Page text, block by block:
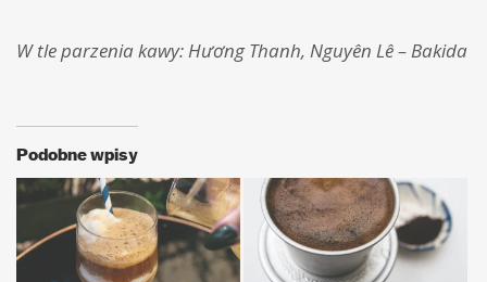
W tle parzenia kawy: Hương Thanh, Nguyên Lê – Bakida
Podobne wpisy